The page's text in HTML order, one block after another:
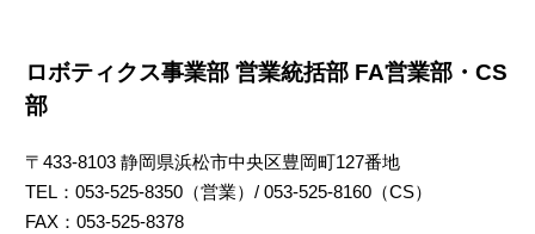
ロボティクス事業部 営業統括部 FA営業部・CS
部
〒433-8103 静岡県浜松市中央区豊岡町127番地
TEL：053-525-8350（営業）/ 053-525-8160（CS）
FAX：053-525-8378